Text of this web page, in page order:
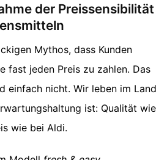
der Preissensibilität
Mythos, dass Kunden
fast jeden Preis zu zahlen. Das
einfach nicht. Wir leben im Land
ist: Qualität wie
wie bei Aldi.